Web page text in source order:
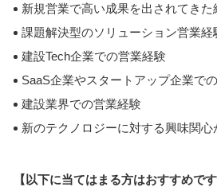
新規営業で高い成果を出されてきた
課題解決型のソリューション営業経
建設Tech企業での営業経験
SaaS企業やスタートアップ企業で
建設業界での営業経験
新のテクノロジーに対する興味関心
【以下に当てはまる方はおすすめです